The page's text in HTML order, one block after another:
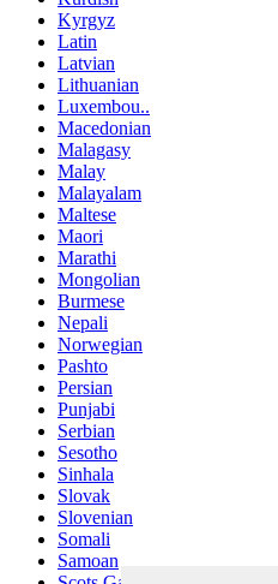
Kyrgyz
Latin
Latvian
Lithuanian
Luxembou..
Macedonian
Malagasy
Malay
Malayalam
Maltese
Maori
Marathi
Mongolian
Burmese
Nepali
Norwegian
Pashto
Persian
Punjabi
Serbian
Sesotho
Sinhala
Slovak
Slovenian
Somali
Samoan